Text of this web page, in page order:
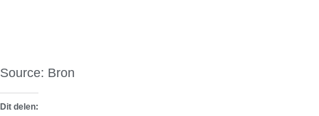
Source: Bron
Dit delen: